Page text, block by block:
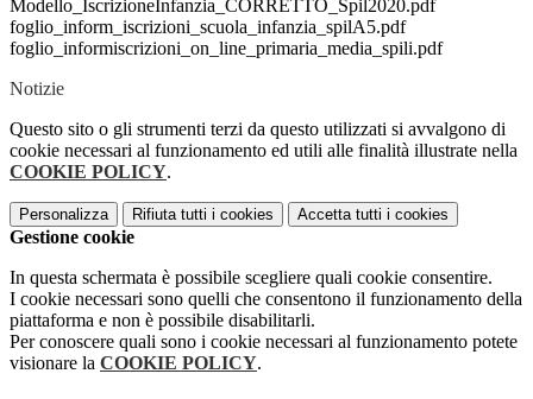
Modello_IscrizioneInfanzia_CORRETTO_Spil2020.pdf
foglio_inform_iscrizioni_scuola_infanzia_spilA5.pdf
foglio_informiscrizioni_on_line_primaria_media_spili.pdf
Notizie
Questo sito o gli strumenti terzi da questo utilizzati si avvalgono di
cookie necessari al funzionamento ed utili alle finalità illustrate nella
COOKIE POLICY.
Personalizza Rifiuta tutti i cookies Accetta tutti i cookies
Gestione cookie
In questa schermata è possibile scegliere quali cookie consentire.
I cookie necessari sono quelli che consentono il funzionamento della
piattaforma e non è possibile disabilitarli.
Per conoscere quali sono i cookie necessari al funzionamento potete
visionare la COOKIE POLICY.